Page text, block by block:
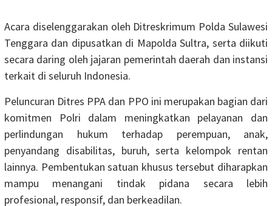
Acara diselenggarakan oleh Ditreskrimum Polda Sulawesi
Tenggara dan dipusatkan di Mapolda Sultra, serta diikuti
secara daring oleh jajaran pemerintah daerah dan instansi
terkait di seluruh Indonesia.
Peluncuran Ditres PPA dan PPO ini merupakan bagian dari
komitmen Polri dalam meningkatkan pelayanan dan
perlindungan hukum terhadap perempuan, anak,
penyandang disabilitas, buruh, serta kelompok rentan
lainnya. Pembentukan satuan khusus tersebut diharapkan
mampu menangani tindak pidana secara lebih
profesional, responsif, dan berkeadilan.